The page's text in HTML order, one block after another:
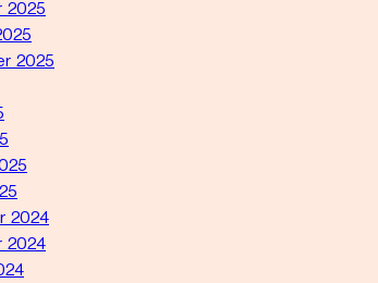
2025
2025
2024
2024